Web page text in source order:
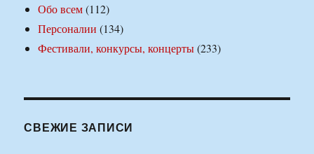
Обо всем(112)
Персоналии (134)
Фестивали, конкурсы, концерты(233)
СВЕЖИЕ ЗАПИСИ